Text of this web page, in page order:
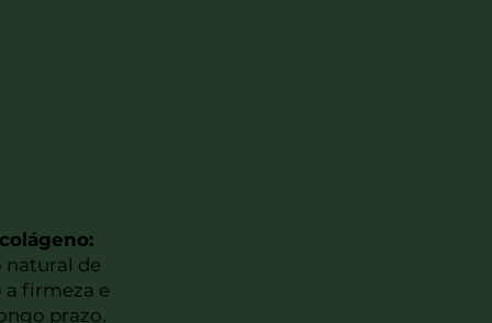
natural de
firmeza e
prazo.